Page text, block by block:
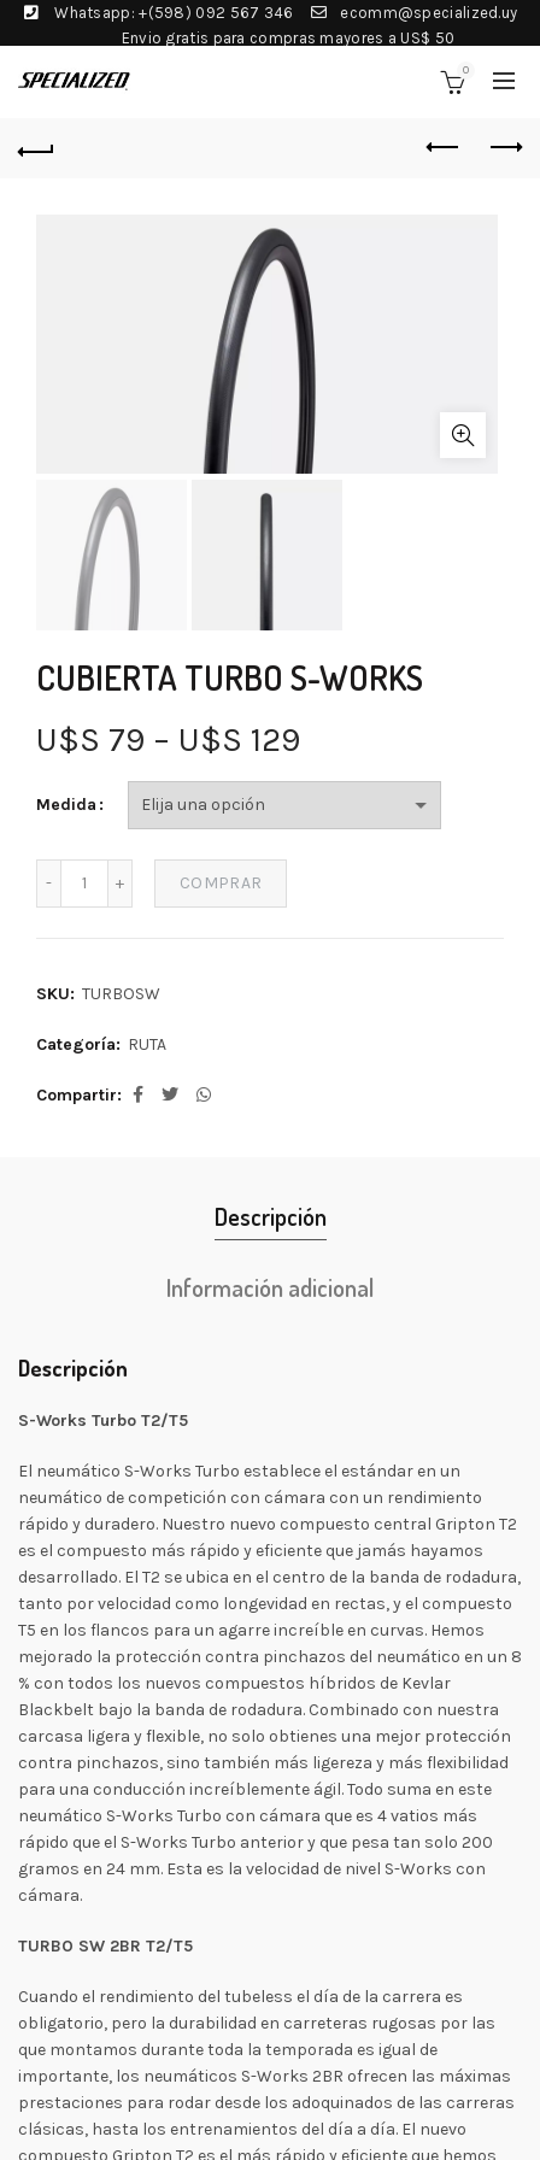
Whatsapp: +(598) 092 567 346
ecomm@specialized.uy
Envio gratis para compras mayores a US$ 50
0
CUBIERTA TURBO S-WORKS
U$S 79 – U$S 129
Medida
COMPRAR
SKU: TURBOSW
Categoría: RUTA
Compartir
Descripción
Información adicional
Descripción
S-Works Turbo T2/T5
El neumático S-Works Turbo establece el estándar en un
neumático de competición con cámara con un rendimiento
rápido y duradero. Nuestro nuevo compuesto central Gripton T2
es el compuesto más rápido y eficiente que jamás hayamos
desarrollado. El T2 se ubica en el centro de la banda de rodadura,
tanto por velocidad como longevidad en rectas, y el compuesto
T5 en los flancos para un agarre increíble en curvas. Hemos
mejorado la protección contra pinchazos del neumático en un 8
% con todos los nuevos compuestos híbridos de Kevlar
Blackbelt bajo la banda de rodadura. Combinado con nuestra
carcasa ligera y flexible, no solo obtienes una mejor protección
contra pinchazos, sino también más ligereza y más flexibilidad
para una conducción increíblemente ágil. Todo suma en este
neumático S-Works Turbo con cámara que es 4 vatios más
rápido que el S-Works Turbo anterior y que pesa tan solo 200
gramos en 24 mm. Esta es la velocidad de nivel S-Works con
cámara.
TURBO SW 2BR T2/T5
Cuando el rendimiento del tubeless el día de la carrera es
obligatorio, pero la durabilidad en carreteras rugosas por las
que montamos durante toda la temporada es igual de
importante, los neumáticos S-Works 2BR ofrecen las máximas
prestaciones para rodar desde los adoquinados de las carreras
clásicas, hasta los entrenamientos del día a día. El nuevo
compuesto Gripton T2 es el más rápido y eficiente que hemos